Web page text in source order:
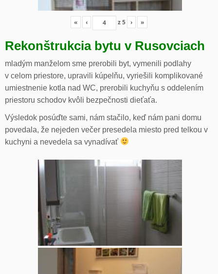
« ‹ z5 › »
Rekonštrukcia bytu v Rusovciach
mladým manželom sme prerobili byt, vymenili podlahy
v celom priestore, upravili kúpelňu, vyriešili komplikované
umiestnenie kotla nad WC, prerobili kuchyňu s oddelením
priestoru schodov kvôli bezpečnosti dieťaťa.
Výsledok posúďte sami, nám stačilo, keď nám pani domu
povedala, že nejeden večer presedela miesto pred telkou v
kuchyni a nevedela sa vynadívať